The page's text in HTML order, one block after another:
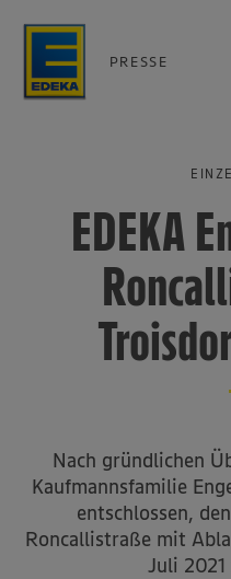
PRESSE
EDEKA
Nach gründlichen
Kaufmannsfamilie
entschlossen,
Roncallistraße mit
Juli 2021